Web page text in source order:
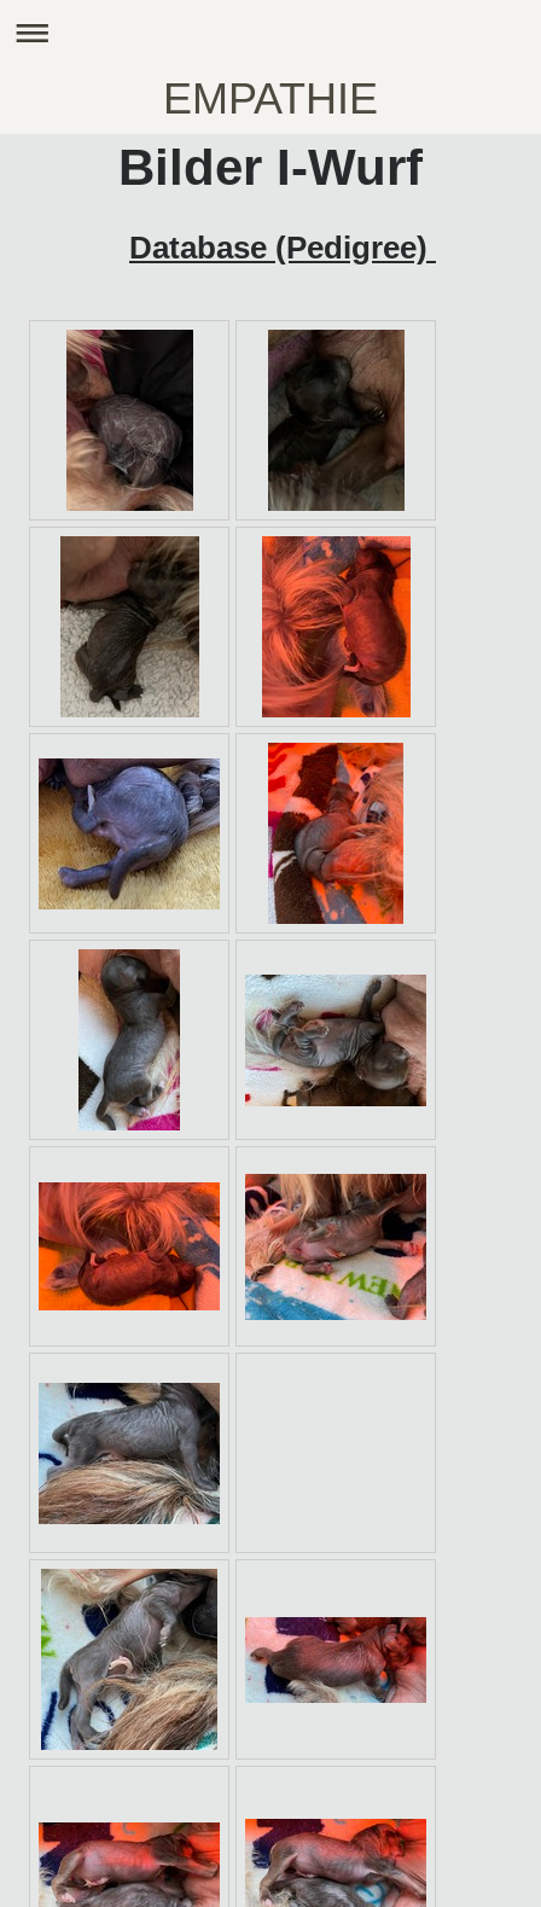
EMPATHIE
Bilder I-Wurf
Database (Pedigree)